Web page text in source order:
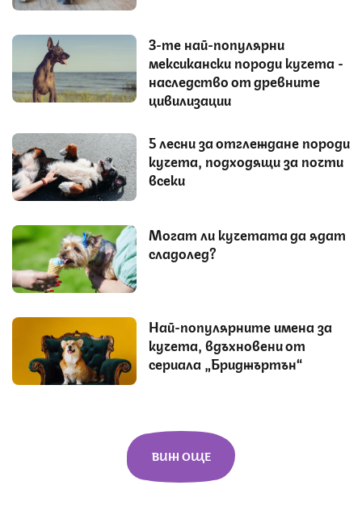
3-те най-популярни
мексикански породи кучета -
наследство от древните
цивилизации
5 лесни за отглеждане породи
кучета, подходящи за почти
всеки
Могат ли кучетата да ядат
сладолед?
Най-популярните имена за
кучета, вдъхновени от
сериала „Бриджъртън“
ВИЖ ОЩЕ